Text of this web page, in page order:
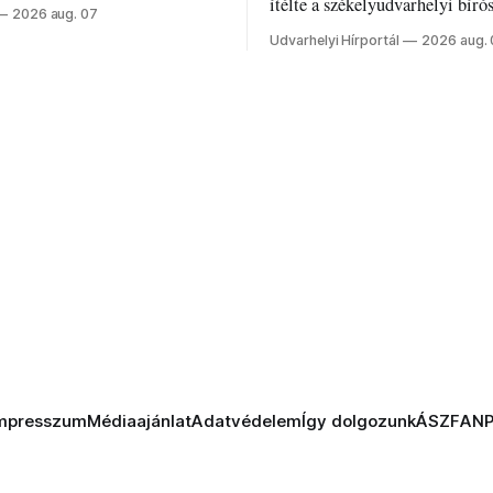
vezetőivel.
2026 aug. 07
Szabolcsot.
Udvarhelyi Hírportál 2026 aug.
MédiaajánlatAdatvédelemÍgy dolgozunkÁSZF